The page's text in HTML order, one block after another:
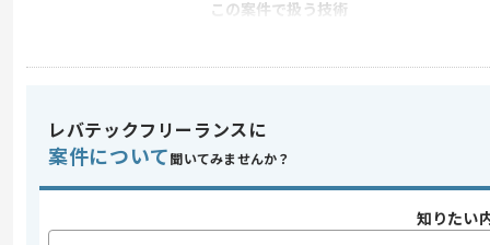
この案件で扱う技術
業務内容
ム
20代活躍中 , 30代活躍
レバテックフリーランスに
案件について 聞いてみませんか？
知りたい